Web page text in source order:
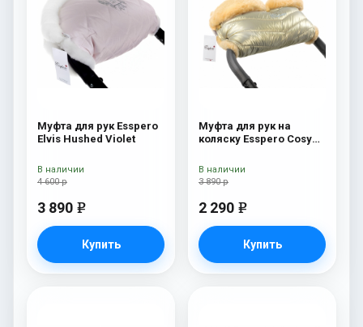
Муфта для рук Esspero
Elvis Hushed Violet
4 600 р
3 890 e
Купить
В наличии
Муфта для рук на
коляску Esspero Cosy
3 890 р
2 290 e
Купить
В наличии